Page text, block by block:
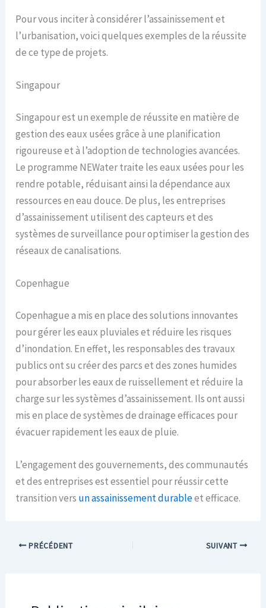
Pour vous inciter à considérer l’assainissement et
l’urbanisation, voici quelques exemples de la réussite
de ce type de projets.
Singapour
Singapour est un exemple de réussite en matière de
gestion des eaux usées grâce à une planification
rigoureuse et à l’adoption de technologies avancées.
Le programme NEWater traite les eaux usées pour les
rendre potable, réduisant ainsi la dépendance aux
ressources en eau douce. De plus, les entreprises
d’assainissement utilisent des capteurs et des
systèmes de surveillance pour optimiser la gestion des
réseaux de canalisations.
Copenhague
Copenhague a mis en place des solutions innovantes
pour gérer les eaux pluviales et réduire les risques
d’inondation. En effet, les responsables des travaux
publics ont su créer des parcs et des zones humides
pour absorber les eaux de ruissellement et réduire la
charge sur les systèmes d’assainissement. Ils ont aussi
mis en place de systèmes de drainage efficaces pour
évacuer rapidement les eaux de pluie.
L’engagement des gouvernements, des communautés
et des entreprises est essentiel pour réussir cette
transition vers un assainissement durableet efficace.
PRÉCÉDENT SUIVANT